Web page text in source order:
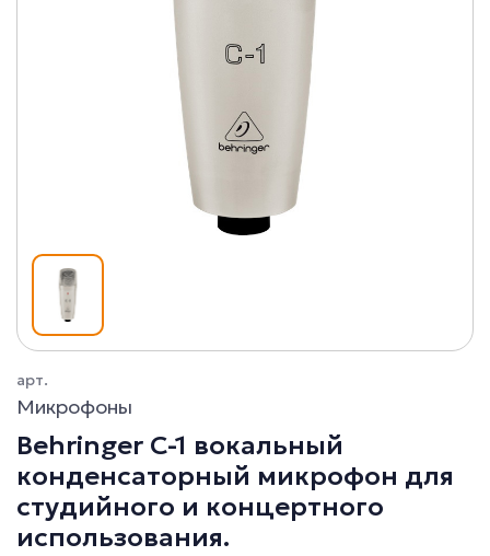
арт.
Микрофоны
Behringer C-1 вокальный
конденсаторный микрофон для
студийного и концертного
использования.